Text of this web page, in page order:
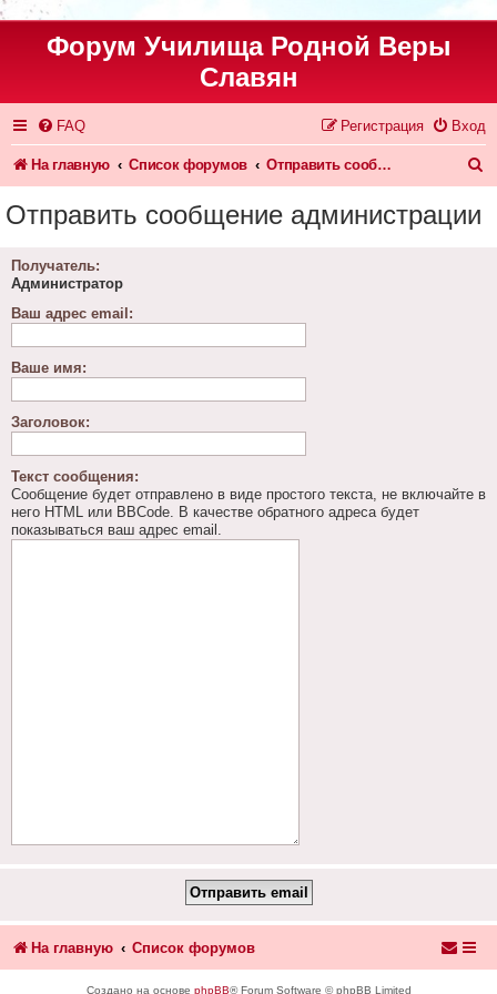
Форум Училища Родной Веры
Славян
FAQ Вход
Регистрация
На главную Список форумов Отправить сообщение администрации
Отправить сообщение администрации
Получатель:
Администратор
Ваш адрес email:
Ваше имя:
Заголовок:
Текст сообщения:
Сообщение будет отправлено в виде простого текста, не включайте в
него HTML или BBCode. В качестве обратного адреса будет
показываться ваш адрес email.
На главную Список форумов
Создано на основе phpBB® Forum Software © phpBB Limited